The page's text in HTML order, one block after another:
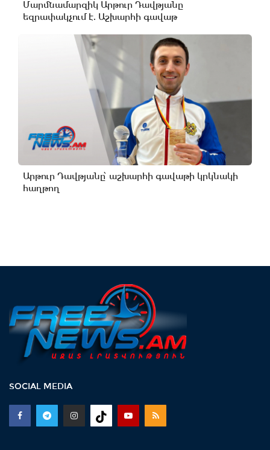
Մարմնամարզիկ Արթուր Դավթյանը
եզրափակչում է. Աշխարհի գավաթ
Արթուր Դավթյանը՝ աշխարհի գավաթի կրկնակի
հաղթող
SOCIAL MEDIA